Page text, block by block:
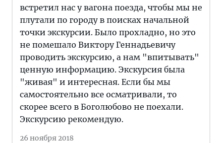
встретил нас у вагона поезда, чтобы мы не
плутали по городу в поисках начальной
точки экскурсии. Было прохладно, но это
не помешало Виктору Геннадьевичу
проводить экскурсию, а нам "впитывать"
ценную информацию. Экскурсия была
"живая" и интересная. Если бы мы
самостоятельно все осматривали, то
скорее всего в Боголюбово не поехали.
Экскурсию рекомендую.
26 ноября 2018